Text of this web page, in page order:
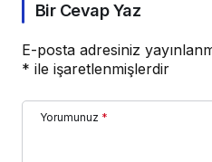
Bir Cevap Yaz
E-posta adresiniz
* ile işaretlenmişlerdir
Yorumunuz *